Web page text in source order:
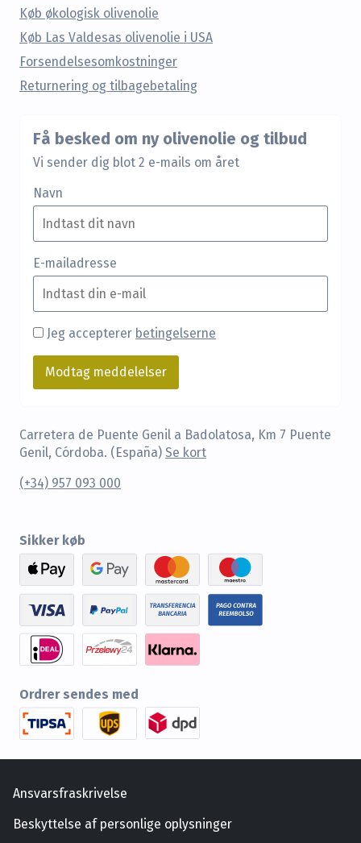
Køb økologisk olivenolie
Køb Las Valdesas olivenolie i USA
Forsendelsesomkostninger
Returnering og tilbagebetaling
Få besked om ny olivenolie og tilbud
Vi sender dig blot 2 e-mails om året
Navn
E-mailadresse
Jeg accepterer betingelserne
Carretera de Puente Genil a Badolatosa, Km 7 Puente
Genil, Córdoba. (España)Se kort
(+34) 957 093 000
Sikker køb
Ordrer sendes med
Ansvarsfraskrivelse
Beskyttelse af personlige oplysninger